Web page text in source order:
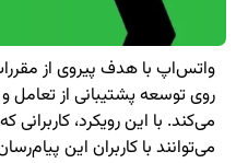
واتس‌اپ با هدف پیروی از
روی توسعه پشتیبانی از تعامل
می‌کند. با این رویکرد،
می‌توانند با کاربران این